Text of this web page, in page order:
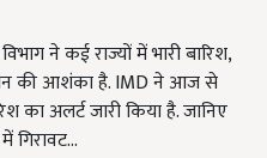
ने कई राज्यों में भारी बारिश,
की आशंका है. IMD ने आज से
अलर्ट जारी किया है. जानिए
गिरावट...